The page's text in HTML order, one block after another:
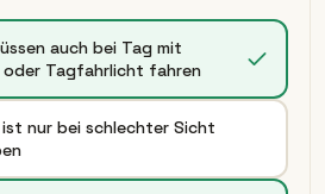
auch bei Tag mit
Tagfahrlicht fahren
nur bei schlechter Sicht